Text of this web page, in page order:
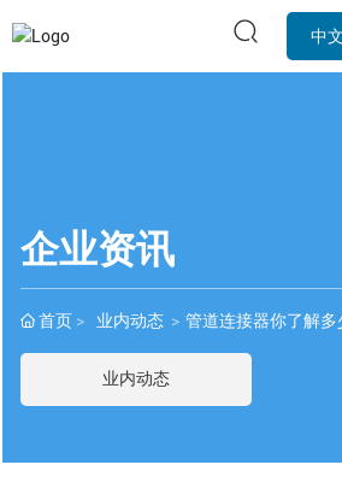
中
企业资讯
首页 业内动态 管道连接器你了解多
业内动态